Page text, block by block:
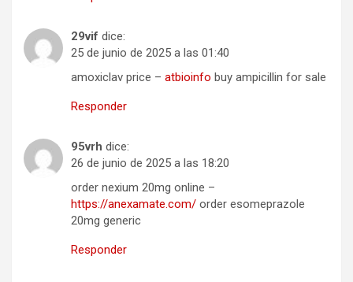
29vif dice:
25 de junio de 2025 a las 01:40
amoxiclav price – atbioinfo buy ampicillin for sale
Responder
95vrh dice:
26 de junio de 2025 a las 18:20
order nexium 20mg online –
https://anexamate.com/ order esomeprazole
20mg generic
Responder